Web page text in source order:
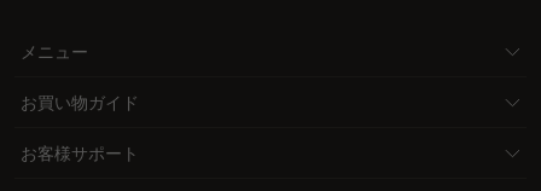
メニュー
お買い物ガイド
お客様サポート